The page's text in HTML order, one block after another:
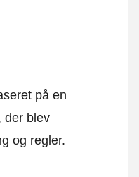
på en
der blev
og regler.